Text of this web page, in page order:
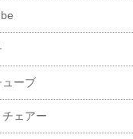
ューブ
ェアー